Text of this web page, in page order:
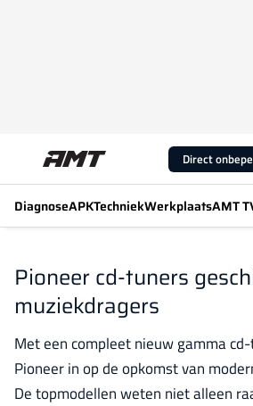
Direct
DiagnoseAPKTechniekWerkplaatsAMT
Pioneer cd-tuners
muziekdragers
Met een compleet nieuw gamma
Pioneer in op de opkomst van
De topmodellen weten niet alleen